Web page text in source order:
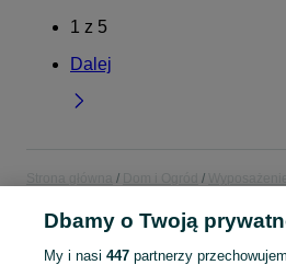
1 z 5
Dalej
Strona główna Dom i Ogród
Mazowieckie
Pojemniki i przechowywanie
Dbamy o Twoją
My i nasi 447partnerzy